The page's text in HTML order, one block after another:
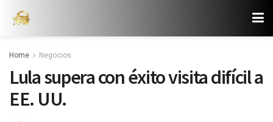
Home Negocios
Lula supera con éxito visita difícil a
EE. UU.